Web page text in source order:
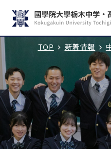
入試説明
学校紹介
中学校
高等学校
TOP 新着情報